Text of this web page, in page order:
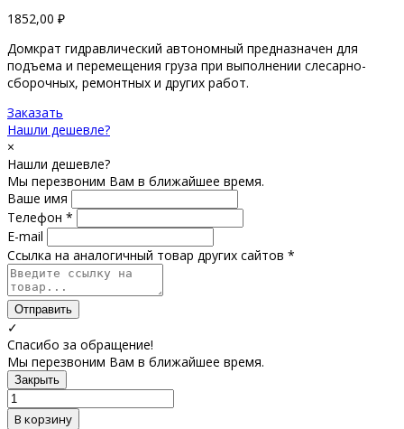
1852,00 ₽
Домкрат гидравлический автономный предназначен для
подъема и перемещения груза при выполнении слесарно-
сборочных, ремонтных и других работ.
Заказать
Нашли дешевле?
×
Нашли дешевле?
Мы перезвоним Вам в ближайшее время.
Ваше имя
Телефон *
E-mail
Ссылка на аналогичный товар других сайтов *
Отправить
✓
Спасибо за обращение!
Мы перезвоним Вам в ближайшее время.
Закрыть
В корзину